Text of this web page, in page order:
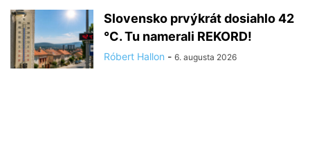
Slovensko prvýkrát dosiahlo 42
°C. Tu namerali REKORD!
Róbert Hallon - 6. augusta 2026